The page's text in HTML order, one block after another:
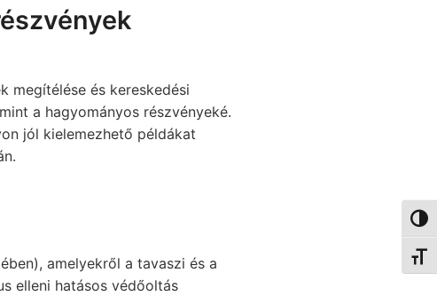
megítélése és kereskedési
a hagyományos részvényeké.
jól kielemezhető példákat
amelyekről a tavaszi és a
elleni hatásos védőoltás